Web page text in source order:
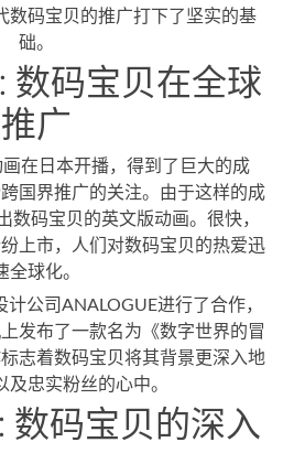
数码宝贝的推广打下了坚实的基
础。
码宝贝在全球
推广
在日本开播，得到了巨大的成
国界推广的关注。由于这样的成
数码宝贝的英文版动画。很快，
上市，人们对数码宝贝的热爱迅
全球化。
公司ANALOGUE进行了合作，
发布了一款名为《数字世界的冒
志着数码宝贝将其背景更深入地
及忠实粉丝的心中。
码宝贝的深入